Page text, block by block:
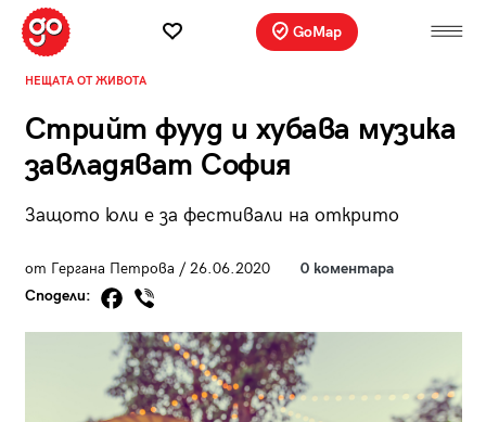
GoMap
НЕЩАТА ОТ ЖИВОТА
Стрийт фууд и хубава музика
завладяват София
Защото юли е за фестивали на открито
от Гергана Петрова / 26.06.2020
0 коментара
Сподели: